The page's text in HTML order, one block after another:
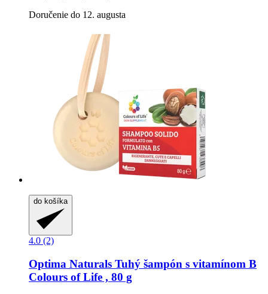
Doručenie do 12. augusta
do košíka
4.0 (2)
Optima Naturals Tuhý šampón s vitamínom B
Colours of Life , 80 g